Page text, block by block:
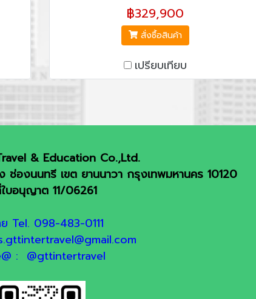
ง
น
ใน
วาโด - รูปปั้นพระเยซู - อุทยานแห่งชาติ
อิกัวซู - อาเจนติน่า - นั่งเรือเจ็ทมาคูคู -
DEVIL'S THROAT TRAIL - ลิมา - คุชโก
- มาชู ปิคชู - พิพิธภัณฑ์ MUSEO
LARCO HERRERA - บัวโนส ไอเรส -
ล่องเรือชมคลอง - ชมเมือง
฿329,900
สั่งซื้อสินค้า
เปรียบเทียบ
& Education Co.,Ltd.
ช่องนนทรี เขต ยานนาวา กรุงเทพมหานคร 10120
ใบอนุญาต 11/06261
Tel. 098-483-0111
: @gttintertravel